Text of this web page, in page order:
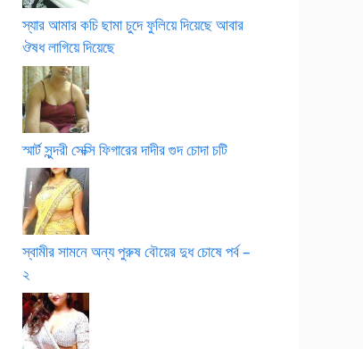
স্যার আমার কচি ছামা চুদে ফুলিয়ে দিয়েছে আবার
ঔষধ লাগিয়ে দিয়েছে
স্মার্ট সুন্দরী সেক্সি ফিগারের দাদীর গুদ চোদা চটি
স্বামীর সামনে অন্য পুরুষ বৌয়ের দুধ চোষে পর্ব –
২